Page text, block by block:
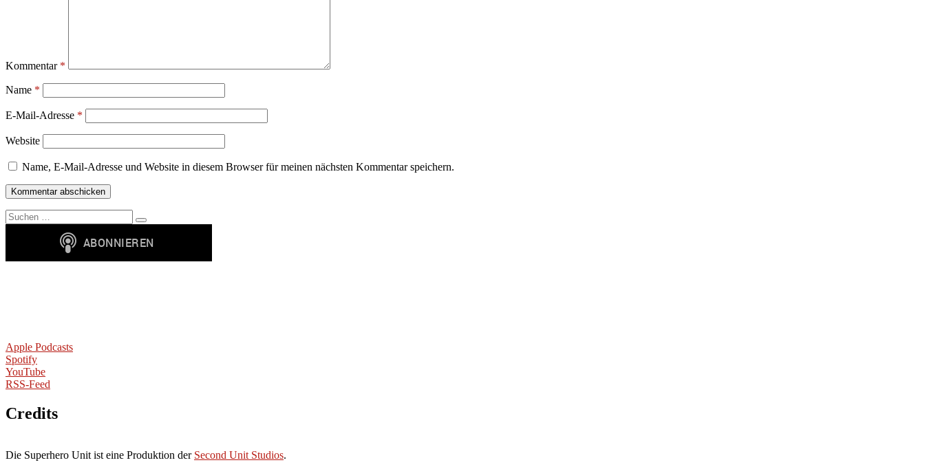
Kommentar *
Name *
E-Mail-Adresse *
Website
Name, E-Mail-Adresse und Website in diesem Browser für meinen nächsten Kommentar speichern.
Suchen
nach:
Suchen
Apple Podcasts
Spotify
YouTube
RSS-Feed
Credits
Die Superhero Unit ist eine Produktion der Second Unit Studios.